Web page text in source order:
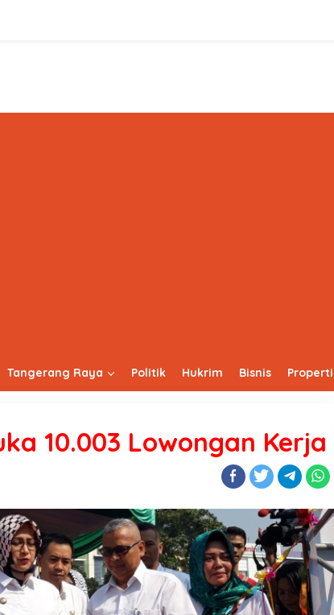
Tangerang Raya Politik Hukrim Bisnis Properti
10.003 Lowongan Kerja